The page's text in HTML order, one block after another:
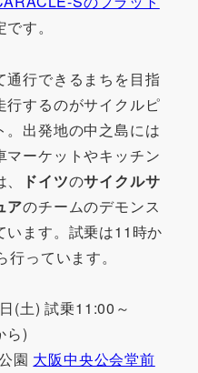
す。
行できるまちを目指
行するのがサイクルピ
。出発地の中之島には
ーケットやキッチン
ドイツのサイクルサ
アのチームのデモンス
います。試乗は11時か
っています。
(土) 試乗11:00～
ら)
園 大阪中央公会堂前